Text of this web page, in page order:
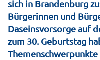
sich in Brandenburg
Bürgerinnen und
Daseinsvorsorge auf
zum 30. Geburtstag